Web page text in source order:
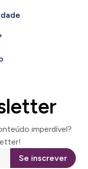
imperdível?
Se inscrever